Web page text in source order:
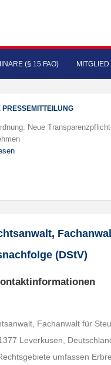
(§ 15 FAO)
PRESSEMITTEILUNG
Neue
(DStV)
Fachanwalt für
Leverkusen,
umfassen